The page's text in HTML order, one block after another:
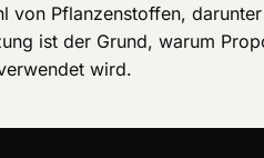
von Pflanzenstoffen, darunter
ist der Grund, warum
wird.